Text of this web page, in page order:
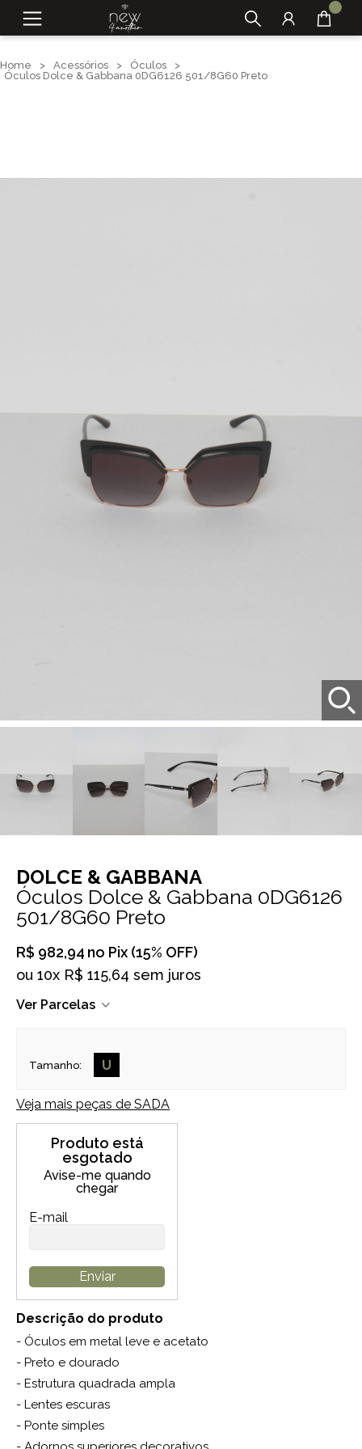
Home > Acessórios > Óculos
>
Óculos Dolce & Gabbana 0DG6126 501/8G60 Preto
DOLCE & GABBANA
Óculos Dolce & Gabbana 0DG6126
501/8G60 Preto
R$ 982,94 no Pix (15% OFF)
ou 10x R$ 115,64 sem juros
Ver Parcelas
Tamanho: U
Veja mais peças de SADA
Produto está
esgotado
Avise-me quando
chegar
E-mail
Enviar
Descrição do produto
- Óculos em metal leve e acetato
- Preto e dourado
- Estrutura quadrada ampla
- Lentes escuras
- Ponte simples